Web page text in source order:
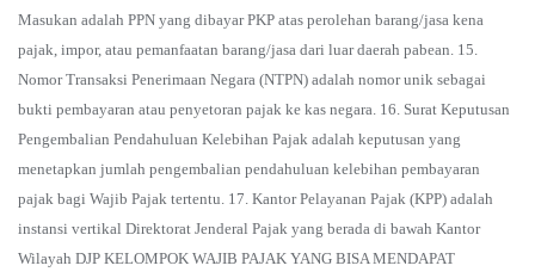
Masukan adalah PPN yang dibayar PKP atas perolehan barang/jasa kena
pajak, impor, atau pemanfaatan barang/jasa dari luar daerah pabean. 15.
Nomor Transaksi Penerimaan Negara (NTPN) adalah nomor unik sebagai
bukti pembayaran atau penyetoran pajak ke kas negara. 16. Surat Keputusan
Pengembalian Pendahuluan Kelebihan Pajak adalah keputusan yang
menetapkan jumlah pengembalian pendahuluan kelebihan pembayaran
pajak bagi Wajib Pajak tertentu. 17. Kantor Pelayanan Pajak (KPP) adalah
instansi vertikal Direktorat Jenderal Pajak yang berada di bawah Kantor
Wilayah DJP KELOMPOK WAJIB PAJAK YANG BISA MENDAPAT